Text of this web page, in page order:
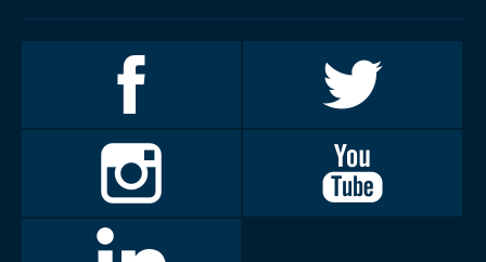
Facebookissa
Twitterissä
Invalidiliitto
Instagramissa
Youtubessa